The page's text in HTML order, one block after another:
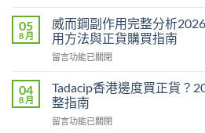
量
完
整
教
幾
時
食
馬
糖
Hamer
效
真
相：
有
用
05
8 月
威而鋼副作用完整分析
用方法與正貨購買指南
在
而
鋼
副
作
留言功能已關閉
04
8 月
Tadacip香港邊度買正貨？
整指南
在
留言功能已關閉